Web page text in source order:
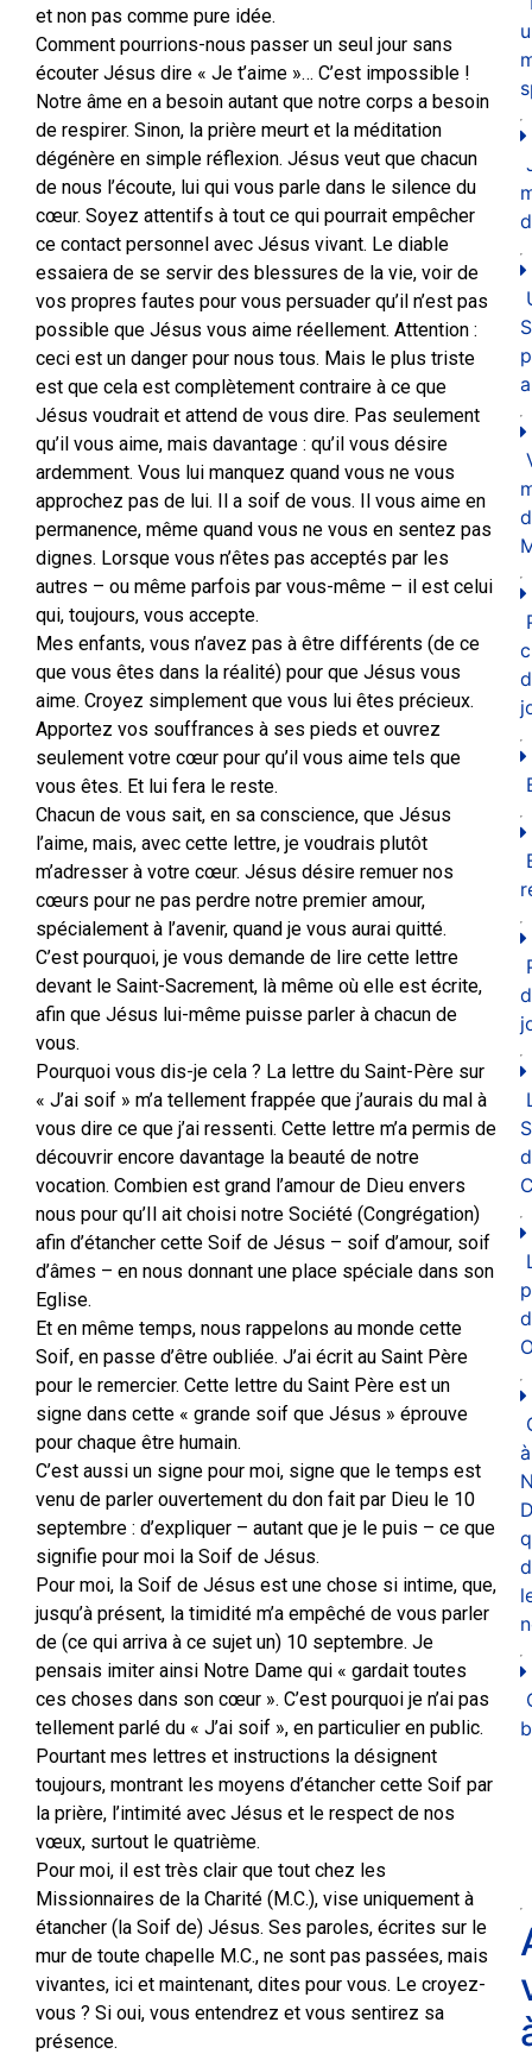
et non pas comme pure idée.
Comment pourrions-nous passer un seul jour sans
écouter Jésus dire « Je t’aime »… C’est impossible !
Notre âme en a besoin autant que notre corps a besoin
de respirer. Sinon, la prière meurt et la méditation
dégénère en simple réflexion. Jésus veut que chacun
de nous l’écoute, lui qui vous parle dans le silence du
cœur. Soyez attentifs à tout ce qui pourrait empêcher
ce contact personnel avec Jésus vivant. Le diable
essaiera de se servir des blessures de la vie, voir de
vos propres fautes pour vous persuader qu’il n’est pas
possible que Jésus vous aime réellement. Attention :
ceci est un danger pour nous tous. Mais le plus triste
est que cela est complètement contraire à ce que
Jésus voudrait et attend de vous dire. Pas seulement
qu’il vous aime, mais davantage : qu’il vous désire
ardemment. Vous lui manquez quand vous ne vous
approchez pas de lui. Il a soif de vous. Il vous aime en
permanence, même quand vous ne vous en sentez pas
dignes. Lorsque vous n’êtes pas acceptés par les
autres – ou même parfois par vous-même – il est celui
qui, toujours, vous accepte.
Mes enfants, vous n’avez pas à être différents (de ce
que vous êtes dans la réalité) pour que Jésus vous
aime. Croyez simplement que vous lui êtes précieux.
Apportez vos souffrances à ses pieds et ouvrez
seulement votre cœur pour qu’il vous aime tels que
vous êtes. Et lui fera le reste.
Chacun de vous sait, en sa conscience, que Jésus
l’aime, mais, avec cette lettre, je voudrais plutôt
m’adresser à votre cœur. Jésus désire remuer nos
cœurs pour ne pas perdre notre premier amour,
spécialement à l’avenir, quand je vous aurai quitté.
C’est pourquoi, je vous demande de lire cette lettre
devant le Saint-Sacrement, là même où elle est écrite,
afin que Jésus lui-même puisse parler à chacun de
vous.
Pourquoi vous dis-je cela ? La lettre du Saint-Père sur
« J’ai soif » m’a tellement frappée que j’aurais du mal à
vous dire ce que j’ai ressenti. Cette lettre m’a permis de
découvrir encore davantage la beauté de notre
vocation. Combien est grand l’amour de Dieu envers
nous pour qu’Il ait choisi notre Société (Congrégation)
afin d’étancher cette Soif de Jésus – soif d’amour, soif
d’âmes – en nous donnant une place spéciale dans son
Eglise.
Et en même temps, nous rappelons au monde cette
Soif, en passe d’être oubliée. J’ai écrit au Saint Père
pour le remercier. Cette lettre du Saint Père est un
signe dans cette « grande soif que Jésus » éprouve
pour chaque être humain.
C’est aussi un signe pour moi, signe que le temps est
venu de parler ouvertement du don fait par Dieu le 10
septembre : d’expliquer – autant que je le puis – ce que
signifie pour moi la Soif de Jésus.
Pour moi, la Soif de Jésus est une chose si intime, que,
jusqu’à présent, la timidité m’a empêché de vous parler
de (ce qui arriva à ce sujet un) 10 septembre. Je
pensais imiter ainsi Notre Dame qui « gardait toutes
ces choses dans son cœur ». C’est pourquoi je n’ai pas
tellement parlé du « J’ai soif », en particulier en public.
Pourtant mes lettres et instructions la désignent
toujours, montrant les moyens d’étancher cette Soif par
la prière, l’intimité avec Jésus et le respect de nos
vœux, surtout le quatrième.
Pour moi, il est très clair que tout chez les
Missionnaires de la Charité (M.C.), vise uniquement à
étancher (la Soif de) Jésus. Ses paroles, écrites sur le
mur de toute chapelle M.C., ne sont pas passées, mais
vivantes, ici et maintenant, dites pour vous. Le croyez-
vous ? Si oui, vous entendrez et vous sentirez sa
présence.
à